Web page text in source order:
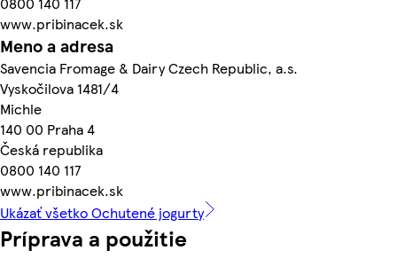
www.pribinacek.sk
Meno a adresa
Savencia Fromage & Dairy Czech Republic, a.s.
Vyskočilova 1481/4
Michle
140 00 Praha 4
Česká republika
0800 140 117
www.pribinacek.sk
Ukázať všetko Ochutené jogurty
Príprava a použitie